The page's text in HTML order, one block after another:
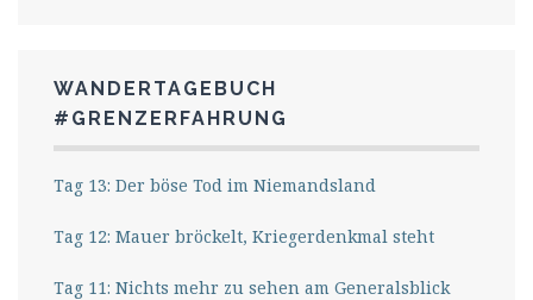
WANDERTAGEBUCH
#GRENZERFAHRUNG
Tag 13: Der böse Tod im Niemandsland
Tag 12: Mauer bröckelt, Kriegerdenkmal steht
Tag 11: Nichts mehr zu sehen am Generalsblick